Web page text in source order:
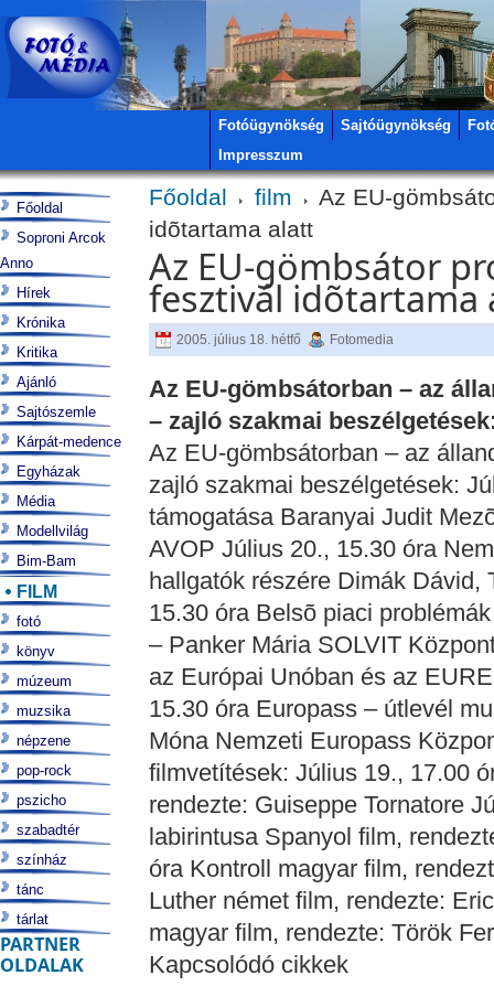
Fotóügynökség Sajtóügynökség
Impresszum
Főoldal film
Az EU-
idõtartama alatt
Az EU-gömbsátor
fesztivál idõtartama
2005. július 18. hétfő Fotomedia
Az EU-gömbsátorban – az
– zajló szakmai
Az EU-gömbsátorban – az
zajló szakmai beszélgetések:
támogatása Baranyai Judit
AVOP Július 20., 15.30 óra
hallgatók részére Dimák
15.30 óra Belsõ piaci
– Panker Mária SOLVIT
az Európai Unóban és az
15.30 óra Europass – útlevél
Móna Nemzeti Europass
filmvetítések: Július 19., 17.00
rendezte: Guiseppe Tornatore
labirintusa Spanyol film,
óra Kontroll magyar film,
Luther német film, rendezte:
magyar film, rendezte: Török
Kapcsolódó cikkek
Főoldal
Soproni Arcok
Anno
Hírek
Krónika
Kritika
Ajánló
Sajtószemle
Kárpát-medence
Egyházak
Média
Modellvilág
Bim-Bam
FILM
fotó
könyv
múzeum
muzsika
népzene
pop-rock
pszicho
szabadtér
színház
tánc
tárlat
PARTNER
OLDALAK